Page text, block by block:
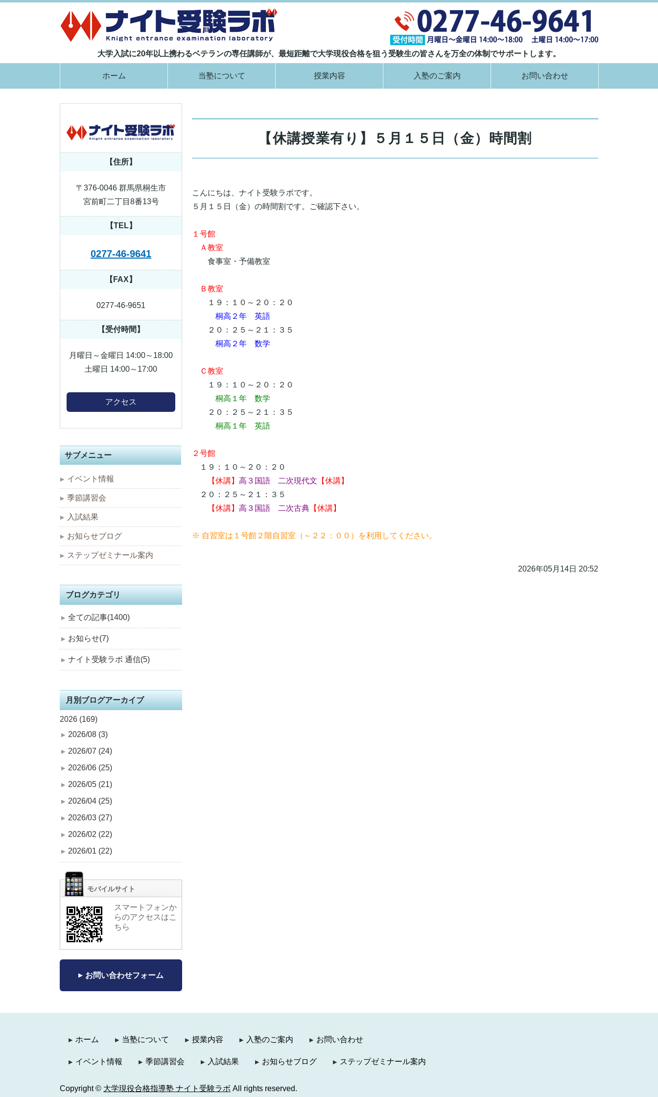
大学現役合格指導塾 ナイト受験ラボ｜群馬県桐生市
大学入試に20年以上携わるベテランの専任講師が、最短距離で大学現役合格を狙う受験生の皆さんを万全の体制でサポートします。
ホーム 当塾について 授業内容 入塾のご案内 お問い合わせ
【休講授業有り】５月１５日（金）時間割
こんにちは、ナイト受験ラボです。
５月１５日（金）の時間割です。ご確認下さい。
１号館
Ａ教室
食事室・予備教室
Ｂ教室
１９：１０～２０：２０
桐高２年 英語
２０：２５～２１：３５
桐高２年 数学
Ｃ教室
１９：１０～２０：２０
桐高１年 数学
２０：２５～２１：３５
桐高１年 英語
２号館
１９：１０～２０：２０
【休講】 高３国語 二次現代文 【休講】
２０：２５～２１：３５
【休講】 高３国語 二次古典 【休講】
※ 自習室は１号館２階自習室（～２２：００）を利用してください。
2026年05月14日 20:52
【住所】
〒376-0046 群馬県桐生市
宮前町二丁目8番13号
【TEL】
0277-46-9641
【FAX】
0277-46-9651
【受付時間】
月曜日～金曜日 14:00～18:00
土曜日 14:00～17:00
アクセス
サブメニュー
イベント情報
季節講習会
入試結果
お知らせブログ
ステップゼミナール案内
ブログカテゴリ
全ての記事(1400)
お知らせ(7)
ナイト受験ラボ 通信(5)
月別ブログアーカイブ
2026 (169)
2026/08 (3)
2026/07 (24)
2026/06 (25)
2026/05 (21)
2026/04 (25)
2026/03 (27)
2026/02 (22)
2026/01 (22)
モバイルサイト
スマートフォンか
らのアクセスはこ
ちら
お問い合わせフォーム
ホーム 当塾について 授業内容 入塾のご案内 お問い合わせ
イベント情報 季節講習会 入試結果 お知らせブログ ステップゼミナール案内
Copyright © 大学現役合格指導塾 ナイト受験ラボ All rights reserved.